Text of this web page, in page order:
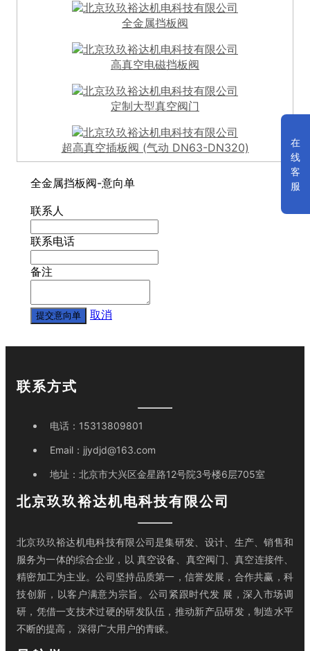
全金属挡板阀
高真空电磁挡板阀
定制大型真空阀门
超高真空插板阀 (气动 DN63-DN320)
全金属挡板阀-意向单
联系人
联系电话
备注
提交意向单 取消
联系方式
电话： 15313809801
Email： jjydjd@163.com
地址： 北京市大兴区金星路12号院3号楼6层705室
北京玖玖裕达机电科技有限公司
北京玖玖裕达机电科技有限公司是集研发、设计、生产、销售和
服务为一体的综合企业，以 真空设备、真空阀门、真空连接件、
精密加工为主业。公司坚持品质第一，信誉发展，合作共赢，科
技创新，以客户满意为宗旨。公司紧跟时代发 展，深入市场调
研，凭借一支技术过硬的研发队伍，推动新产品研发，制造水平
不断的提高， 深得广大用户的青睐。
在
线
客
服